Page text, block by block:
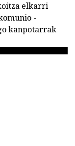
elkarri
-
kanpotarrak